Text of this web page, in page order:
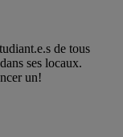
de tous
dans ses locaux.
un!